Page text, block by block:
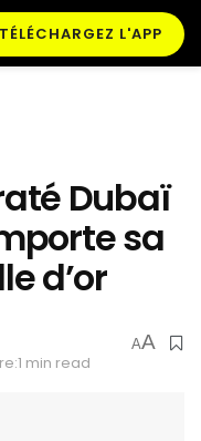
TÉLÉCHARGEZ L'APP
Dubaï
sa
d’or
min read
AA